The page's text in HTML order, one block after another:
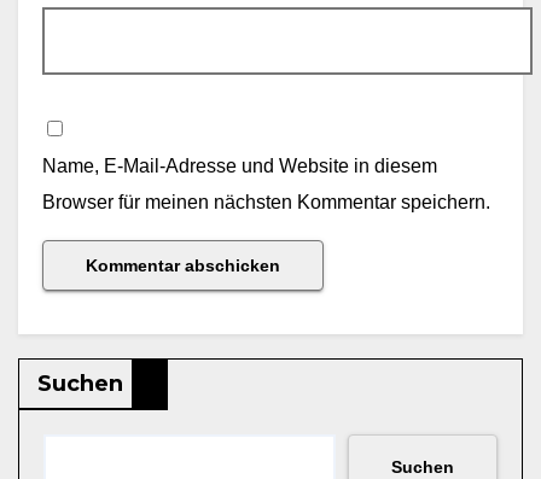
Name, E-Mail-Adresse und Website in diesem
Browser für meinen nächsten Kommentar speichern.
Suchen
Suchen